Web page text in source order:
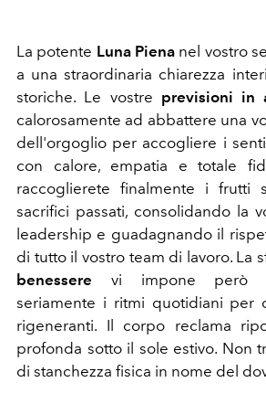
La potente Luna Piena nel vostro
a una straordinaria chiarezza
storiche. Le vostre previsioni in
calorosamente ad abbattere una
dell'orgoglio per accogliere i
con calore, empatia e totale
raccoglierete finalmente i frutti
sacrifici passati, consolidando la
leadership e guadagnando il
di tutto il vostro team di lavoro. La
benessere vi impone però
seriamente i ritmi quotidiani per
rigeneranti. Il corpo reclama
profonda sotto il sole estivo. Non
di stanchezza fisica in nome del